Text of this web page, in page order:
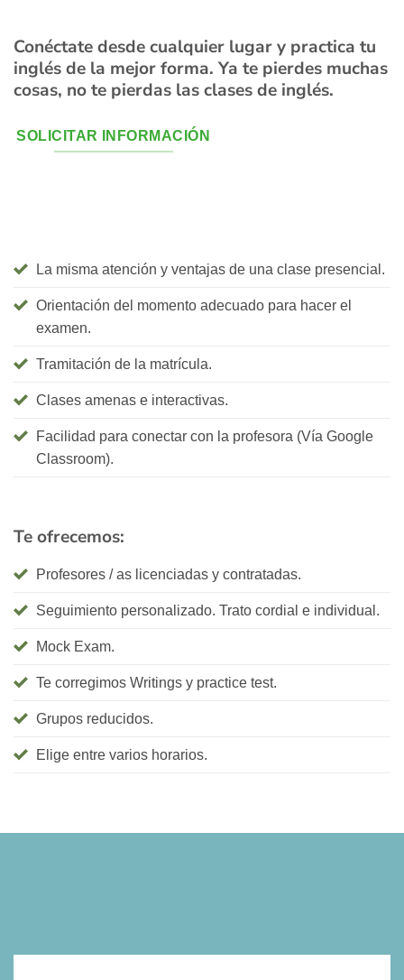
Conéctate desde cualquier lugar y practica tu
inglés de la mejor forma. Ya te pierdes muchas
cosas, no te pierdas las clases de inglés.
SOLICITAR INFORMACIÓN
Te ofrecemos:
Profesores / as licenciadas y contratadas.
Seguimiento personalizado. Trato cordial e individual.
Mock Exam.
Te corregimos Writings y practice test.
Grupos reducidos.
Elige entre varios horarios.
La misma atención y ventajas de una clase presencial.
Orientación del momento adecuado para hacer el
examen.
Tramitación de la matrícula.
Clases amenas e interactivas.
Facilidad para conectar con la profesora (Vía Google
Classroom).